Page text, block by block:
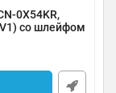
0X54KR,
со шлейфом